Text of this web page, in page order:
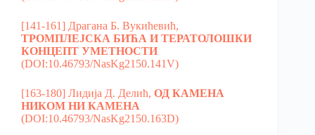
[141-161] Драгана Б. Вукићевић,
TРОМПЛЕЈСКА БИЋА И ТЕРАТОЛОШКИ
КОНЦЕПТ УМЕТНОСТИ
(DOI:10.46793/NasKg2150.141V)
[163-180] Лидија Д. Делић, ОД КАМЕНА
НИКОМ НИ КАМЕНА
(DOI:10.46793/NasKg2150.163D)